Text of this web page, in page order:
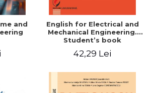
and
English for Electrical and
Mechanical Engineering.
Student’s book
42,29 Lei